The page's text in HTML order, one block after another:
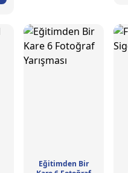
Eğitimden Bir